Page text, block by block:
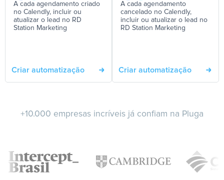
A cada agendamento criado
no Calendly, incluir ou
atualizar o lead no RD
Station Marketing
Criar automatização
A cada agendamento
cancelado no Calendly,
incluir ou atualizar o lead no
RD Station Marketing
Criar automatização
+10.000 empresas incríveis já confiam na Pluga